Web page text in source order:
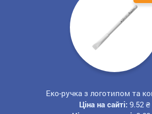
Еко-ручка з логотипом та
Ціна на сайті: 9.52 ₴